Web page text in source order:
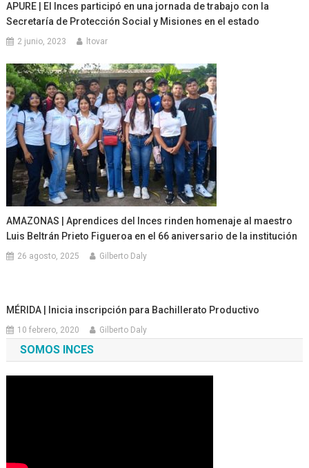
APURE | El Inces participó en una jornada de trabajo con la
Secretaría de Protección Social y Misiones en el estado
2 junio, 2023 ltovar
AMAZONAS | ‎Aprendices del Inces rinden homenaje al maestro
Luis Beltrán Prieto Figueroa en el 66 aniversario de la institución
26 agosto, 2025 Gilberto Daly
MÉRIDA | Inicia inscripción para Bachillerato Productivo
10 febrero, 2020 Gilberto Daly
SOMOS INCES